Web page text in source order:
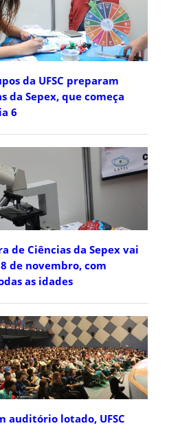
da UFSC preparam
da Sepex, que começa
6
de Ciências da Sepex vai
de novembro, com
as idades
auditório lotado, UFSC